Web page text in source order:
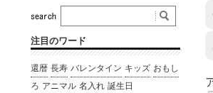
注目のワード
還暦 長寿 バレンタイン キッズ おもし
ろ アニマル 名入れ 誕生日